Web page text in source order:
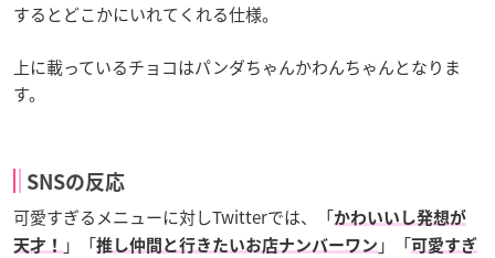
するとどこかにいれてくれる仕様。
上に載っているチョコはパンダちゃんかわんちゃんとなりま
す。
SNSの反応
可愛すぎるメニューに対しTwitterでは、「かわいいし発想が
天才！
」「推し仲間と行きたいお店ナンバーワン 」「可愛すぎ